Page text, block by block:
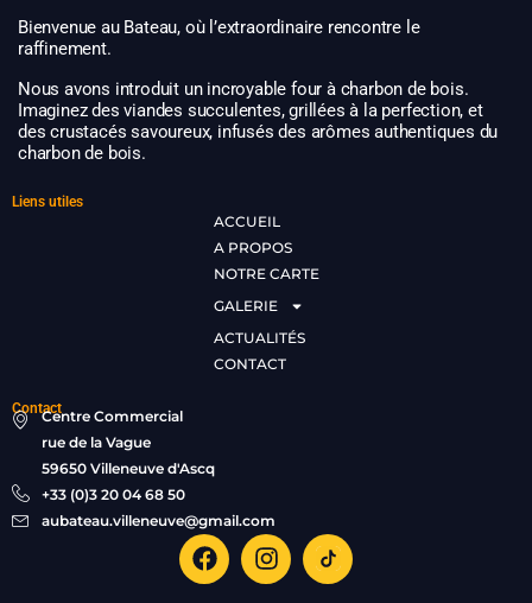
Bienvenue au Bateau, où l’extraordinaire rencontre le
raffinement.
Nous avons introduit un incroyable four à charbon de bois.
Imaginez des viandes succulentes, grillées à la perfection, et
des crustacés savoureux, infusés des arômes authentiques du
charbon de bois.
Liens utiles
ACCUEIL
A PROPOS
NOTRE CARTE
GALERIE
ACTUALITÉS
CONTACT
ContactCentre Commercial
rue de la Vague
59650 Villeneuve d'Ascq
+33 (0)3 20 04 68 50
aubateau.villeneuve@gmail.com